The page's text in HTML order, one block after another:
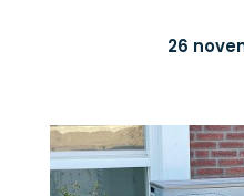
26